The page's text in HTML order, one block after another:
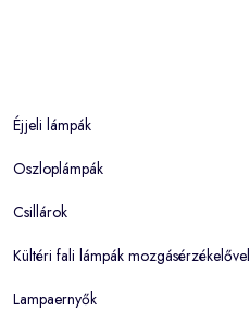
Éjjeli lámpák
Oszloplámpák
Csillárok
Kültéri fali lámpák mozgásérzékelővel
Lampaernyők